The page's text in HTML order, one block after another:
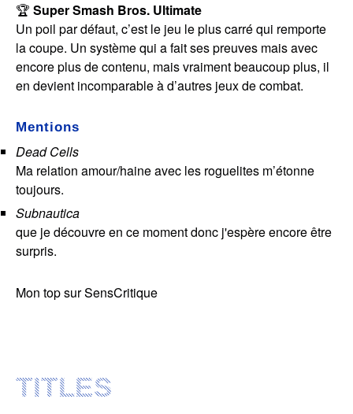
🏆 Super Smash Bros. Ultimate
Un poil par défaut, c’est le jeu le plus carré qui remporte
la coupe. Un système qui a fait ses preuves mais avec
encore plus de contenu, mais vraiment beaucoup plus, il
en devient incomparable à d’autres jeux de combat.
Mentions
Dead Cells
Ma relation amour/haine avec les roguelites m’étonne
toujours.
Subnautica
que je découvre en ce moment donc j'espère encore être
surpris.
Mon top sur SensCritique
TITLES